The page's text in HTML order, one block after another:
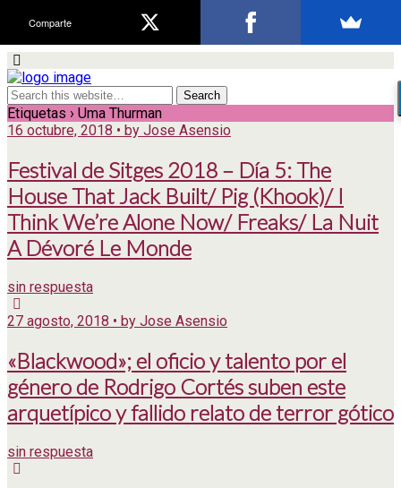
Etiquetas › Uma Thurman
16 octubre, 2018 • by Jose Asensio
Festival de Sitges 2018 – Día 5: The
House That Jack Built/ Pig (Khook)/ I
Think We’re Alone Now/ Freaks/ La Nuit
A Dévoré Le Monde
sin respuesta
27 agosto, 2018 • by Jose Asensio
«Blackwood»; el oficio y talento por el
género de Rodrigo Cortés suben este
arquetípico y fallido relato de terror gótico
sin respuesta
Comparte